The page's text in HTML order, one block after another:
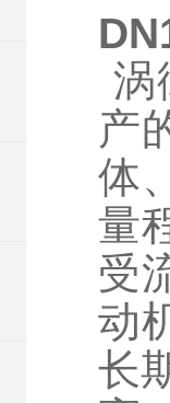
涡
产
体
量
受
动
长